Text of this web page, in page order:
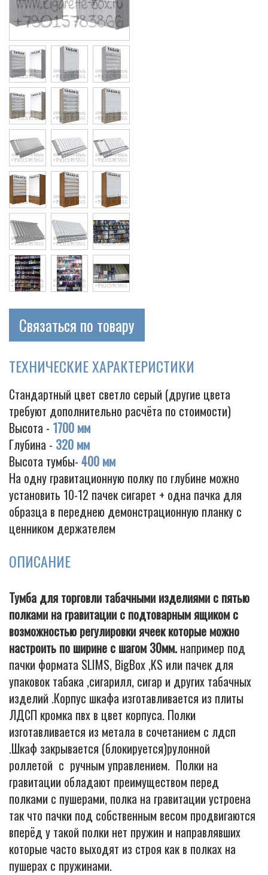
Cigarette
Связаться по товару
ТЕХНИЧЕСКИЕ ХАРАКТЕРИСТИКИ
Стандартный цвет светло серый (другие цвета
требуют дополнительно расчёта по стоимости)
Высота - 1700 мм
Глубина - 320 мм
Высота тумбы- 400 мм
На одну гравитационную полку по глубине можно
установить 10-12 пачек сигарет + одна пачка для
образца в переднею демонстрационную планку с
ценником держателем
ОПИСАНИЕ
Тумба для торговли табачными изделиями с пятью
полками на гравитации с подтоварным ящиком с
возможностью регулировки ячеек которые можно
настроить по ширине с шагом 30мм. например под
пачки формата SLIMS, BigBox ,KS или пачек для
упаковок табака ,сигарилл, сигар и других табачных
изделий .Корпус шкафа изготавливается из плиты
ЛДСП кромка пвх в цвет корпуса. Полки
изготавливается из метала в сочетанием с лдсп
.Шкаф закрывается (блокируется)рулонной
роллетой с ручным управлением. Полки на
гравитации обладают преимуществом перед
полками с пушерами, полка на гравитации устроена
так что пачки под собственным весом продвигаются
вперёд у такой полки нет пружин и направлявших
которые часто выходят из строя как в полках на
пушерах с пружинами.